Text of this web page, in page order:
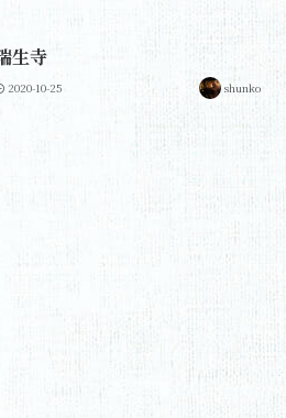
生寺
2020-10-25 shunko